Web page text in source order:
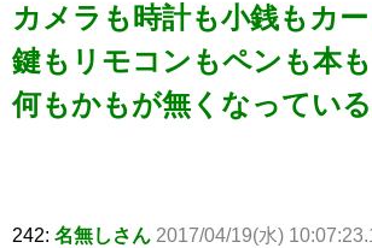
カメラも時計も小銭もカ
鍵もリモコンもペンも本も
何もかもが無くなってい
242: 名無しさん 2017/04/19(水)